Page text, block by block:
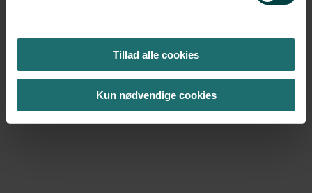
Tillad alle cookies
Kun nødvendige cookies